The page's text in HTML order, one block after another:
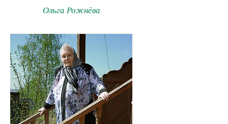
Ольга Рожнёва